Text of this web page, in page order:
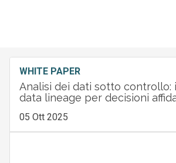
WHITE PAPER
Analisi dei dati sotto controllo:
data lineage per decisioni
05 Ott 2025